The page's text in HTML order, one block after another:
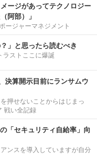
ージがあってテクノロジー
阿部）」
ージャーマネジメント
」と思ったら読むべき
ラストここに爆誕
決算開示目前にランサムウ
押せないことからはじまっ
戦い全記録
「セキュリティ自給率」向
ンスを導入していますが自分